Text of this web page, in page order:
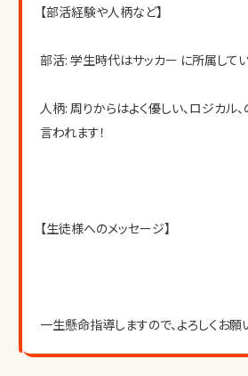
【部活経験や人柄など】
部活: 学生時代はサッカー に所属してい
人柄: 周りからはよく優しい、ロジカル
言われます！
【生徒様へのメッセージ】
一生懸命指導しますので、よろしくお願